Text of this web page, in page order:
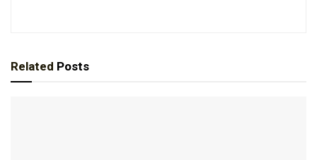
Related Posts